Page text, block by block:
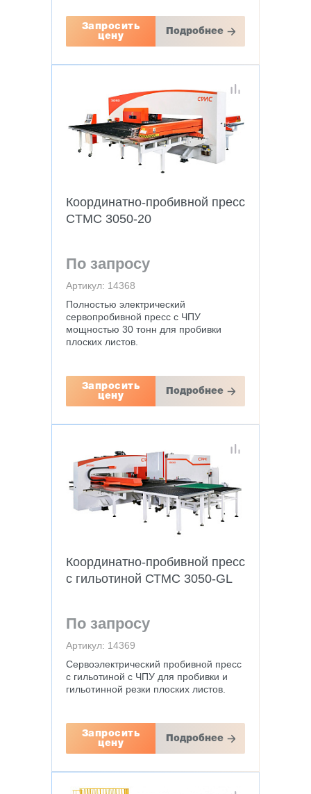
Запросить
цену
Подробнее
Координатно-пробивной пресс
CTMC 3050-20
По запросу
Артикул: 14368
Полностью электрический
сервопробивной пресс с ЧПУ
мощностью 30 тонн для пробивки
плоских листов.
Запросить
цену
Подробнее
Координатно-пробивной пресс
с гильотиной СТМС 3050-GL
По запросу
Артикул: 14369
Сервоэлектрический пробивной пресс
с гильотиной с ЧПУ для пробивки и
гильотинной резки плоских листов.
Запросить
цену
Подробнее